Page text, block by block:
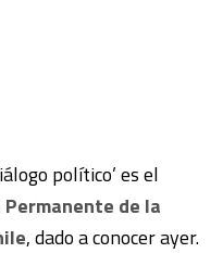
político’ es el
Permanente de la
, dado a conocer ayer.